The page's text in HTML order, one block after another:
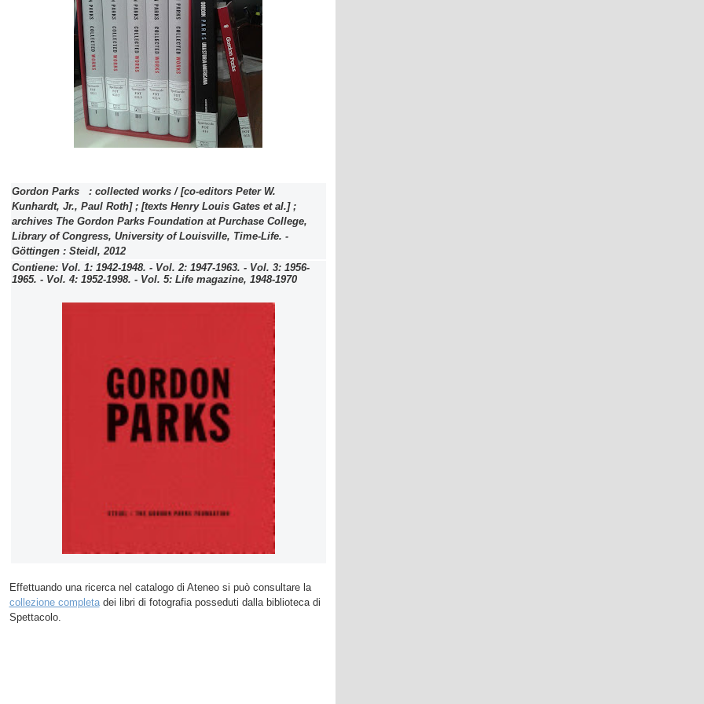
Gordon Parks : collected works / [co-editors Peter W.
Kunhardt, Jr., Paul Roth] ; [texts Henry Louis Gates et al.] ;
archives The Gordon Parks Foundation at Purchase College,
Library of Congress, University of Louisville, Time-Life. -
Göttingen : Steidl, 2012
Contiene: Vol. 1: 1942-1948. - Vol. 2: 1947-1963. - Vol. 3: 1956-
1965. - Vol. 4: 1952-1998. - Vol. 5: Life magazine, 1948-1970
Effettuando una ricerca nel catalogo di Ateneo si può consultare la
collezione completa dei libri di fotografia posseduti dalla biblioteca di
Spettacolo.